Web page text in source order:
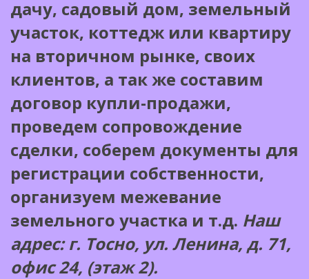
дачу, садовый дом, земельный
участок, коттедж или квартиру
на вторичном рынке, своих
клиентов, а так же составим
договор купли-продажи,
проведем сопровождение
сделки, соберем документы для
регистрации собственности,
организуем межевание
земельного участка и т.д. Наш
адрес: г. Тосно, ул. Ленина, д. 71,
офис 24, (этаж 2).